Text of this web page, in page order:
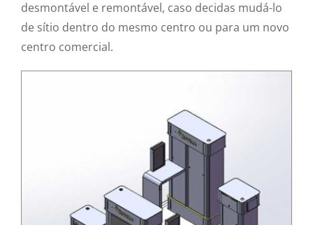
desmontável e remontável, caso decidas mudá-lo
de sítio dentro do mesmo centro ou para um novo
centro comercial.